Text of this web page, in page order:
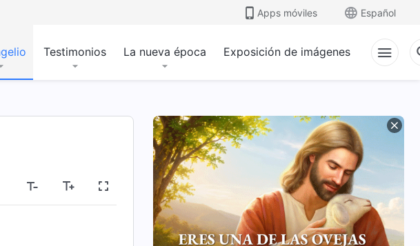
Apps móviles Español
Testimonios La nueva época Exposición de imágenes